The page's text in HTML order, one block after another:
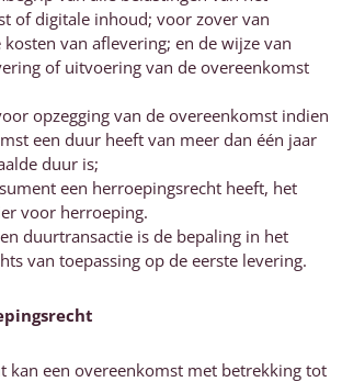
of digitale inhoud; voor zover van
kosten van aflevering; en de wijze van
of uitvoering van de overeenkomst
opzegging van de overeenkomst indien
een duur heeft van meer dan één jaar
duur is;
een herroepingsrecht heeft, het
voor herroeping.
duurtransactie is de bepaling in het
van toepassing op de eerste levering.
kan een overeenkomst met betrekking tot